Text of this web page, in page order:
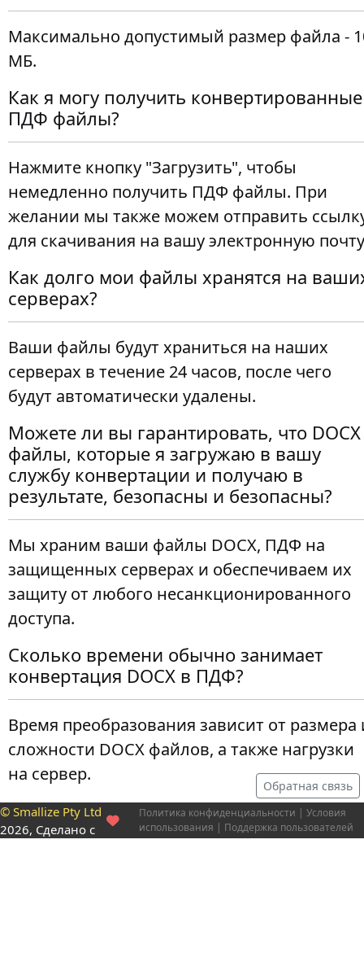
Максимально допустимый размер файла -
МБ.
Как я могу получить конвертированные
ПДФ файлы?
Нажмите кнопку "Загрузить", чтобы
немедленно получить ПДФ файлы. При
желании мы также можем отправить
для скачивания на вашу электронную
Как долго мои файлы хранятся на
серверах?
Ваши файлы будут храниться на наших
серверах в течение 24 часов, после чего
будут автоматически удалены.
Можете ли вы гарантировать, что DOCX
файлы, которые я загружаю в вашу
службу конвертации и получаю в
результате, безопасны и безопасны?
Мы храним ваши файлы DOCX, ПДФ на
защищенных серверах и обеспечиваем их
защиту от любого несанкционированного
доступа.
Сколько времени обычно занимает
конвертация DOCX в ПДФ?
Время преобразования зависит от размера
сложности DOCX файлов, а также нагрузки
на сервер.
Обратная связь
© Smallize Pty Ltd
2026, Сделано с
Политика конфиденциальности | Условия
использования | Поддержка пользователей